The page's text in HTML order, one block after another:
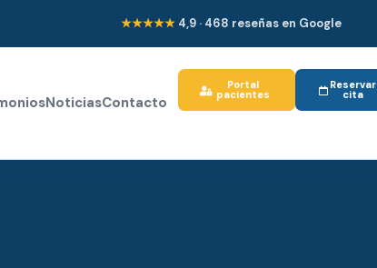
★★★★★ 4,9 · 468 reseñas en Google
NoticiasContacto
Portal
pacientes
Reservar
cita